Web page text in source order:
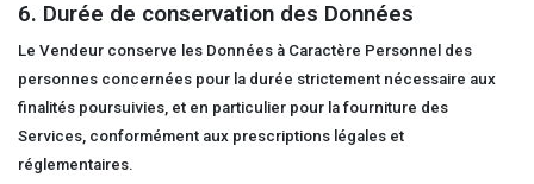
6. Durée de conservation des Données
Le Vendeur conserve les Données à Caractère Personnel des
personnes concernées pour la durée strictement nécessaire aux
finalités poursuivies, et en particulier pour la fourniture des
Services, conformément aux prescriptions légales et
réglementaires.